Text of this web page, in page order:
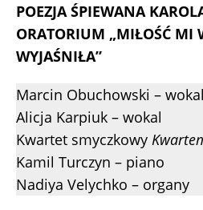
POEZJA ŚPIEWANA
ORATORIUM „MIŁOŚĆ MI
WYJAŚNIŁA”
Marcin Obuchowski –
Alicja Karpiuk – wokal
Kwartet smyczkowy
Kamil Turczyn – piano
Nadiya Velychko – organy